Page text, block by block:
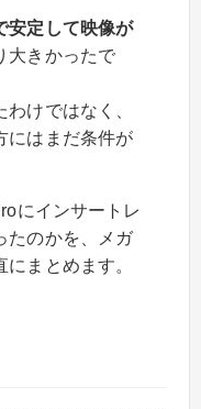
安定して映像が
大きかったで
けではなく、
にはまだ条件が
にインサートレ
たのかを、メガ
まとめます。